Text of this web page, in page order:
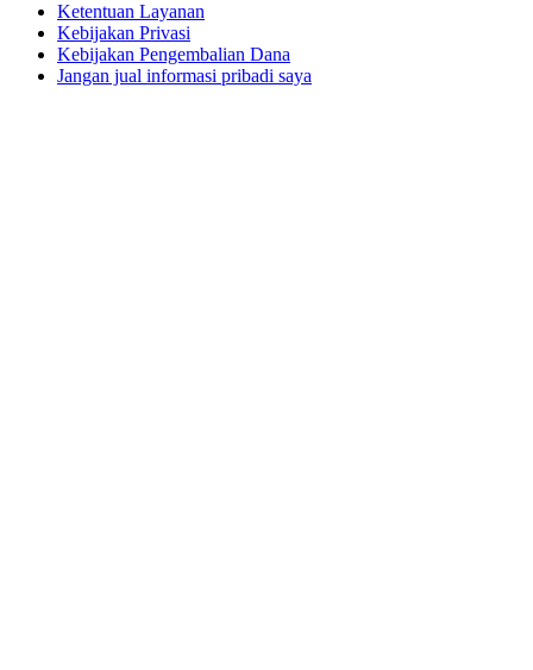
Ketentuan Layanan
Kebijakan Privasi
Kebijakan Pengembalian Dana
Jangan jual informasi pribadi saya